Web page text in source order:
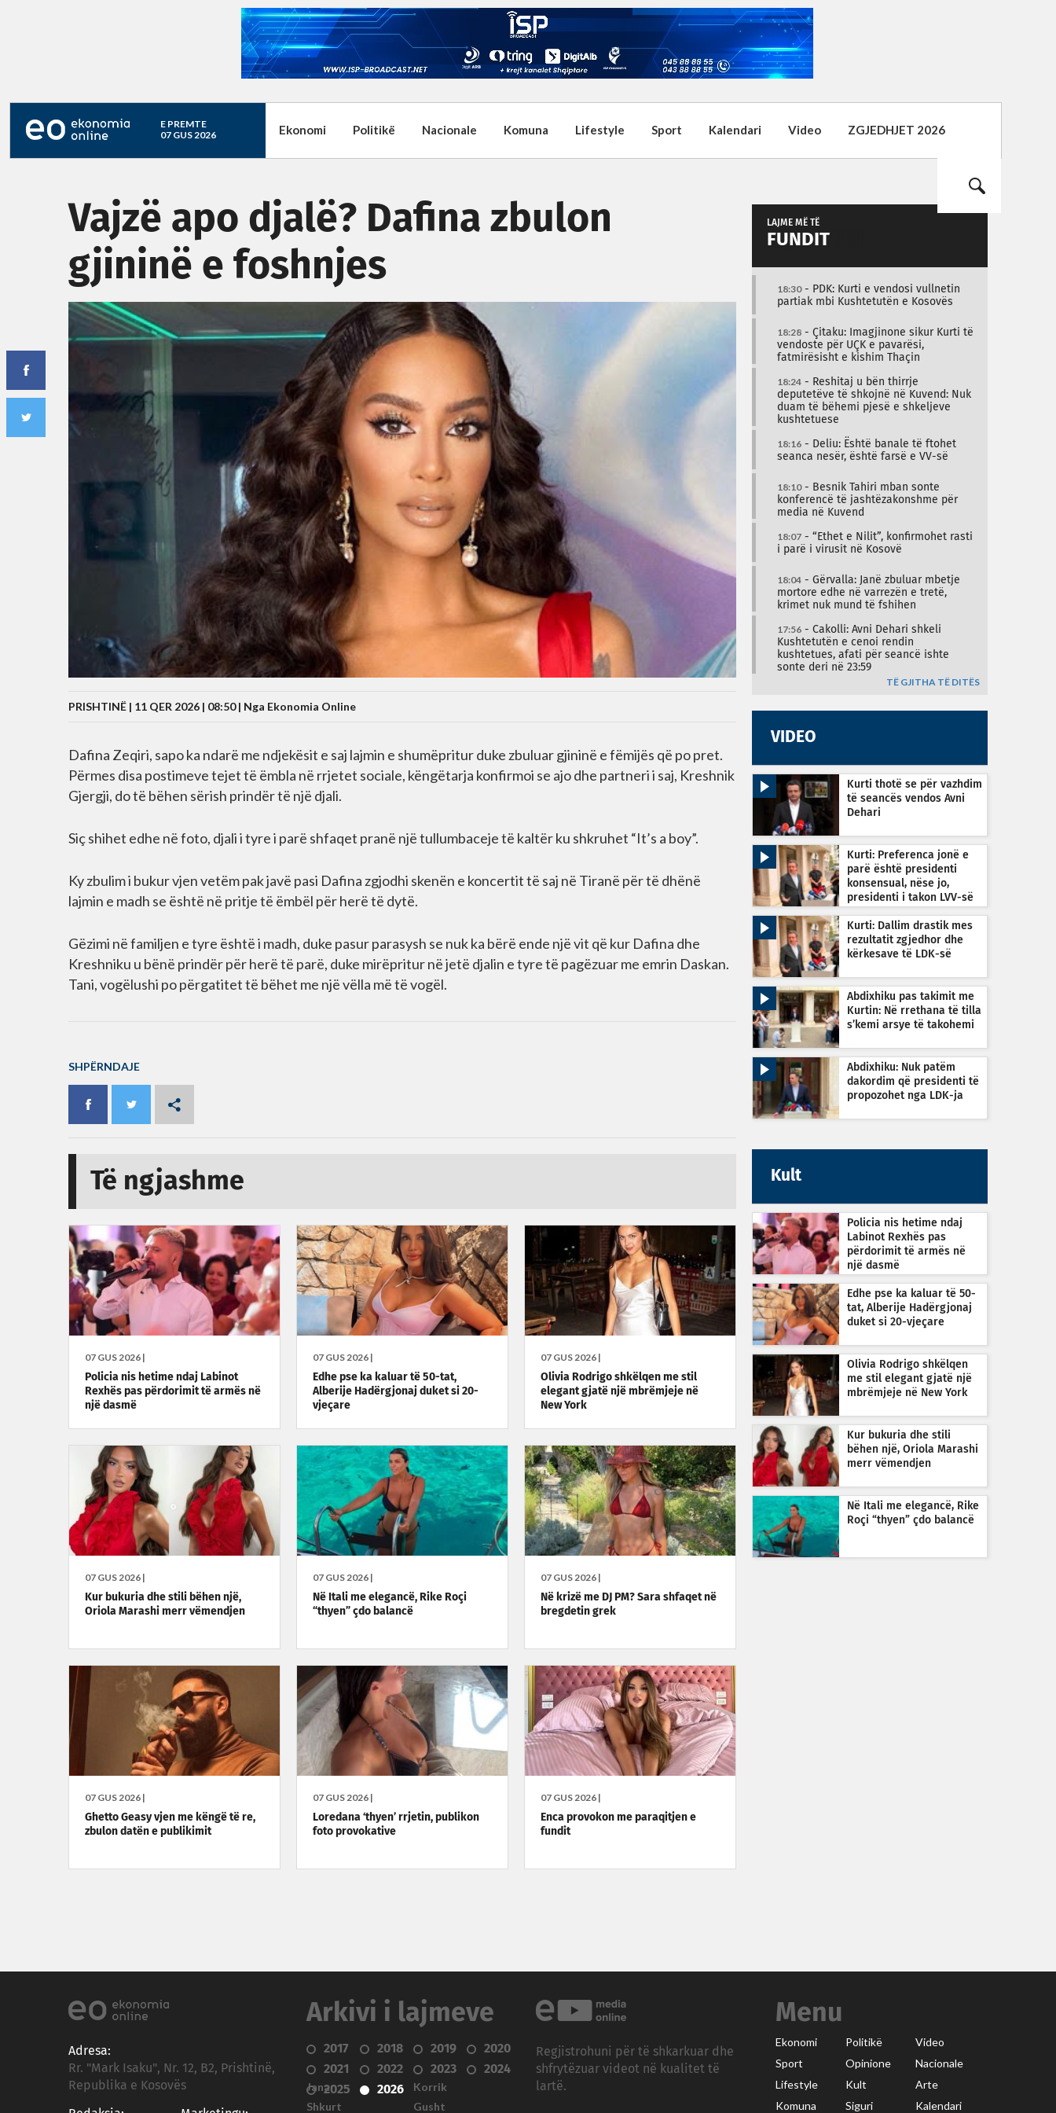
E PREMTE
07 GUS 2026
Ekonomi Politikë Nacionale Komuna Lifestyle Sport Kalendari Video ZGJEDHJET 2026
Vajzë apo djalë? Dafina zbulon
gjininë e foshnjes
PRISHTINË | 11 QER 2026 | 08:50 | Nga Ekonomia Online
Dafina Zeqiri, sapo ka ndarë me ndjekësit e saj lajmin e shumëpritur duke zbuluar gjininë e fëmijës që po pret.
Përmes disa postimeve tejet të ëmbla në rrjetet sociale, këngëtarja konfirmoi se ajo dhe partneri i saj, Kreshnik
Gjergji, do të bëhen sërish prindër të një djali.
Siç shihet edhe në foto, djali i tyre i parë shfaqet pranë një tullumbaceje të kaltër ku shkruhet “It’s a boy”.
Ky zbulim i bukur vjen vetëm pak javë pasi Dafina zgjodhi skenën e koncertit të saj në Tiranë për të dhënë
lajmin e madh se është në pritje të ëmbël për herë të dytë.
Gëzimi në familjen e tyre është i madh, duke pasur parasysh se nuk ka bërë ende një vit që kur Dafina dhe
Kreshniku u bënë prindër për herë të parë, duke mirëpritur në jetë djalin e tyre të pagëzuar me emrin Daskan.
Tani, vogëlushi po përgatitet të bëhet me një vëlla më të vogël.
SHPËRNDAJE
Të ngjashme
07 GUS 2026 |
Policia nis hetime ndaj Labinot
Rexhës pas përdorimit të armës në
një dasmë
07 GUS 2026 |
Edhe pse ka kaluar të 50-tat,
Alberije Hadërgjonaj duket si 20-
vjeçare
07 GUS 2026 |
Olivia Rodrigo shkëlqen me stil
elegant gjatë një mbrëmjeje në
New York
07 GUS 2026 |
Kur bukuria dhe stili bëhen një,
Oriola Marashi merr vëmendjen
07 GUS 2026 |
Në Itali me elegancë, Rike Roçi
“thyen” çdo balancë
07 GUS 2026 |
Në krizë me DJ PM? Sara shfaqet në
bregdetin grek
07 GUS 2026 |
Ghetto Geasy vjen me këngë të re,
zbulon datën e publikimit
07 GUS 2026 |
Loredana ‘thyen’ rrjetin, publikon
foto provokative
07 GUS 2026 |
Enca provokon me paraqitjen e
fundit
LAJME MË TË
FUNDIT
18:30- PDK: Kurti e vendosi vullnetin
partiak mbi Kushtetutën e Kosovës
18:28 - Çitaku: Imagjinone sikur Kurti të
vendoste për UÇK e pavarësi,
fatmirësisht e kishim Thaçin
18:24 - Reshitaj u bën thirrje
deputetëve të shkojnë në Kuvend: Nuk
duam të bëhemi pjesë e shkeljeve
kushtetuese
18:16 - Deliu: Është banale të ftohet
seanca nesër, është farsë e VV-së
18:10- Besnik Tahiri mban sonte
konferencë të jashtëzakonshme për
media në Kuvend
18:07 - “Ethet e Nilit”, konfirmohet rasti
i parë i virusit në Kosovë
18:04 - Gërvalla: Janë zbuluar mbetje
mortore edhe në varrezën e tretë,
krimet nuk mund të fshihen
17:56 - Cakolli: Avni Dehari shkeli
Kushtetutën e cenoi rendin
kushtetues, afati për seancë ishte
sonte deri në 23:59
TË GJITHA TË DITËS
VIDEO
Kurti thotë se për vazhdim
të seancës vendos Avni
Dehari
Kurti: Preferenca jonë e
parë është presidenti
konsensual, nëse jo,
presidenti i takon LVV-së
Kurti: Dallim drastik mes
rezultatit zgjedhor dhe
kërkesave të LDK-së
Abdixhiku pas takimit me
Kurtin: Në rrethana të tilla
s’kemi arsye të takohemi
Abdixhiku: Nuk patëm
dakordim që presidenti të
propozohet nga LDK-ja
Kult
Policia nis hetime ndaj
Labinot Rexhës pas
përdorimit të armës në
një dasmë
Edhe pse ka kaluar të 50-
tat, Alberije Hadërgjonaj
duket si 20-vjeçare
Olivia Rodrigo shkëlqen
me stil elegant gjatë një
mbrëmjeje në New York
Kur bukuria dhe stili
bëhen një, Oriola Marashi
merr vëmendjen
Në Itali me elegancë, Rike
Roçi “thyen” çdo balancë
Adresa:
Rr. "Mark Isaku", Nr. 12, B2, Prishtinë,
Republika e Kosovës
Arkivi i lajmeve
2017 2018 2019
2020
2021
2022 2023
2024
2025
2026
Janar
Shkurt
Korrik
Gusht
Regjistrohuni për të shkarkuar dhe
shfrytëzuar videot në kualitet të
lartë.
Menu
Ekonomi Politikë
Video
Sport
Opinione
Nacionale
Lifestyle
Kult
Arte
Komuna
Siguri Kalendari